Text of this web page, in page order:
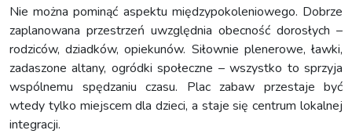
Nie można pominąć aspektu międzypokoleniowego. Dobrze
zaplanowana przestrzeń uwzględnia obecność dorosłych –
rodziców, dziadków, opiekunów. Siłownie plenerowe, ławki,
zadaszone altany, ogródki społeczne – wszystko to sprzyja
wspólnemu spędzaniu czasu. Plac zabaw przestaje być
wtedy tylko miejscem dla dzieci, a staje się centrum lokalnej
integracji.